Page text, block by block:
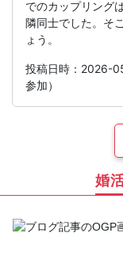
でのカップリング
隣同士でした。そ
ょう。
投稿日時：2026-
参加）
婚